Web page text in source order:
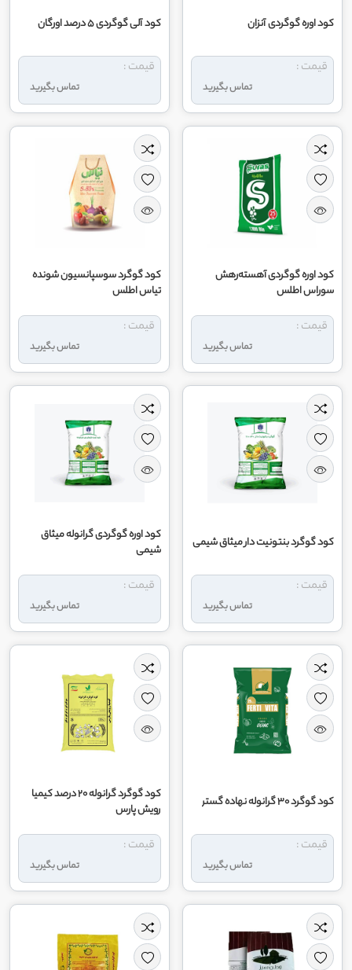
کود اوره گوگردی آنزان
تماس بگیرید
قیمت :
کود آلی گوگردی 5 درصد اورگان
تماس بگیرید
قیمت :
کود اوره گوگردی آهسته‌رهش
سوراس اطلس
تماس بگیرید
قیمت :
کود گوگرد سوسپانسیون شونده
تیاس اطلس
تماس بگیرید
قیمت :
کود گوگرد بنتونیت دار میثاق شیمی
تماس بگیرید
قیمت :
کود اوره گوگردی گرانوله میثاق
شیمی
تماس بگیرید
قیمت :
کود گوگرد 30 گرانوله نهاده گستر
تماس بگیرید
قیمت :
کود گوگرد گرانوله ۲۰ درصد کیمیا
رویش پارس
تماس بگیرید
قیمت :